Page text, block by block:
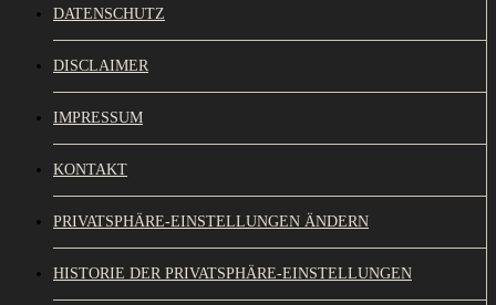
DATENSCHUTZ
DISCLAIMER
IMPRESSUM
KONTAKT
PRIVATSPHÄRE-EINSTELLUNGEN ÄNDERN
HISTORIE DER PRIVATSPHÄRE-EINSTELLUNGEN